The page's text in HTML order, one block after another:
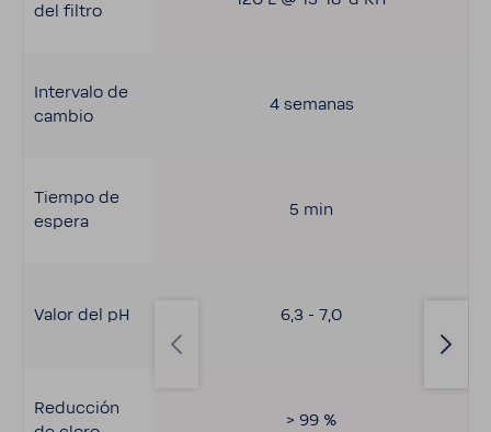
del filtro
Inter­valo de
cambio
Tiempo de
espera
Valor del pH
Reduc­ción
4 semanas
5 min
6,3 - 7,0
> 99 %